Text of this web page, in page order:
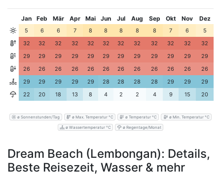
Jan Feb Mär Apr Mai Jun Jul Aug Sep Okt Nov Dez
5 6 6 7 8 8 8 8 8 7 6
5
32
32 32 32 32 32 32 32 32 32 32
32
29
29 29 29 29 29 29 29 29 29 29
29
26
26 26 26 26 26 26 26 26 26 26
26
29
29 29 29 29 28 28 28 28 29 29
29
22
20 18 13 8 4 2 2 4 9 15 20
ø Sonnenstunden/Tag ø Max. Temperatur °C ø Temperatur °C ø Min. Temperatur °C
ø Wassertemperatur °C ø Regentage/Monat
Dream Beach (Lembongan): Details,
Beste Reisezeit, Wasser & mehr